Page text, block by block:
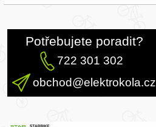
Potřebujete poradit?
722 301 302
obchod@elektrokola.cz